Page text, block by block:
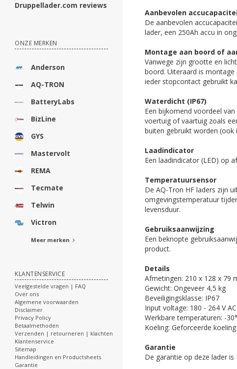
Druppellader.com reviews
ONZE MERKEN
Anderson
AQ-TRON
BatteryLabs
BizLine
GYS
Mastervolt
REMA
Tecmate
Telwin
Victron
Meer merken
KLANTENSERVICE
Veelgestelde vragen | FAQ
Over ons
Algemene voorwaarden
Disclaimer
Privacy Policy
Betaalmethoden
Verzenden | retourneren | klachten
Klantenservice
Sitemap
Handleidingen en Productsheets
Garantie
Aanbevolen
De aanbevolen
lader, een 250Ah accu in
Montage aan boord of
Vanwege zijn grootte en
boord. Uiteraard is
ieder stopcontact gebruikt
Waterdicht (IP67)
Een bijkomend voordeel
voertuig of vaartuig zoals
buiten gebruikt worden (ook
Laadindicator
Een laadindicator (LED) op
Temperatuursensor
De AQ-Tron HF laders zijn
omgevingstemperatuur
levensduur.
Gebruiksaanwijzing
Een beknopte
product.
Details
Afmetingen: 210 x 128 x 79
Gewicht: Ongeveer 4,5 kg
Beveiligingsklasse: IP67
Input voltage: 180 - 264 V
Werkbare temperaturen: -
Koeling: Geforceerde
Garantie
De garantie op deze lader is